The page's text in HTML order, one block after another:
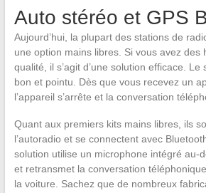
Auto stéréo et GPS
Aujourd’hui, la plupart des stations de
une option mains libres. Si vous avez des
qualité, il s’agit d’une solution efficace.
bon et pointu. Dès que vous recevez un
l’appareil s’arrête et la conversation
Quant aux premiers kits mains libres, ils
l’autoradio et se connectent avec
solution utilise un microphone intégré au-
et retransmet la conversation
la voiture. Sachez que de nombreux